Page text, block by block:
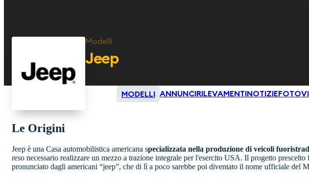
Modelli
Jeep
MODELLI ANNUNCI RILEVAMENTI NOTIZIE FOTO
Le Origini
Jeep è una Casa automobilistica americana specializzata nella produzione di veicoli
reso necessario realizzare un mezzo a trazione integrale per l'esercito USA. Il progetto
pronunciato dagli americani “jeep”, che di lì a poco sarebbe poi diventato il nome ufficiale del